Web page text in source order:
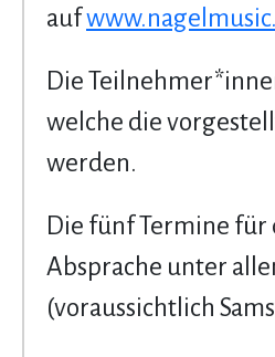
auf
Die
welche die
werden.
Die fünf Termine für
Absprache unter
(voraussichtlich